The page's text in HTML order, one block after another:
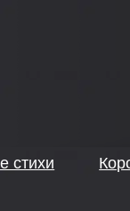
стихи